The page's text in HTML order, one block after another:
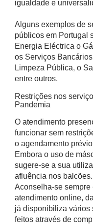
igualdade e
Alguns exemplos de
públicos em Portugal
Energia Eléctrica o
os Serviços
Limpeza Pública, o
entre outros.
Restrições nos
Pandemia
O atendimento
funcionar sem
o agendamento
Embora o uso de
sugere-se a sua
afluência nos balcões.
Aconselha-se
atendimento online,
já disponibiliza vários
feitos através de